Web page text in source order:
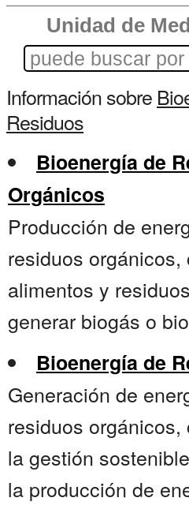
Unidad de
Información sobre
Residuos
Bioenergía de
Orgánicos
Producción de
residuos
alimentos y
generar biogás o
Bioenergía de
Generación de
residuos
la gestión
la producción de